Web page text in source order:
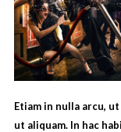
Etiam in nulla arcu,
ut aliquam. In hac